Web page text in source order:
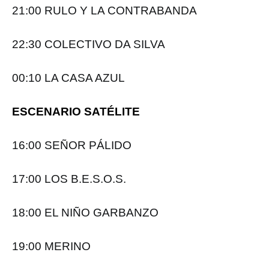
21:00 RULO Y LA CONTRABANDA
22:30 COLECTIVO DA SILVA
00:10 LA CASA AZUL
ESCENARIO SATÉLITE
16:00 SEÑOR PÁLIDO
17:00 LOS B.E.S.O.S.
18:00 EL NIÑO GARBANZO
19:00 MERINO